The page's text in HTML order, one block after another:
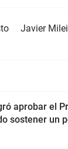
Javier Milei
aprobar el
sostener un